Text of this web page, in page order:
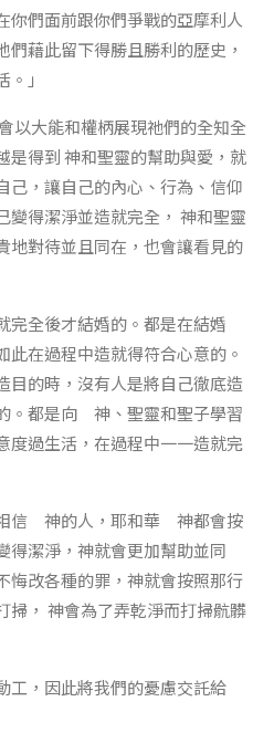
你們面前跟你們爭戰的亞摩利人
藉此留下得勝且勝利的歷史，
」
以大能和權柄展現祂們的全知全
是得到 神和聖靈的幫助與愛，就
己，讓自己的內心、行為、信仰
變得潔淨並造就完全， 神和聖靈
地對待並且同在，也會讓看見的
完全後才結婚的。都是在結婚
此在過程中造就得符合心意的。
的時，沒有人是將自己徹底造
。都是向 神、聖靈和聖子學習
度過生活，在過程中一一造就完
信 神的人，耶和華 神都會按
得潔淨，神就會更加幫助並同
悔改各種的罪，神就會按照那行
， 神會為了弄乾淨而打掃骯髒
工，因此將我們的憂慮交託給